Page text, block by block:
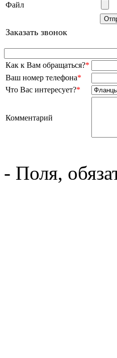
Файл
Заказать звонок
Как к Вам обращаться?*
Ваш номер телефона*
Что Вас интересует?*
Комментарий
- Поля,